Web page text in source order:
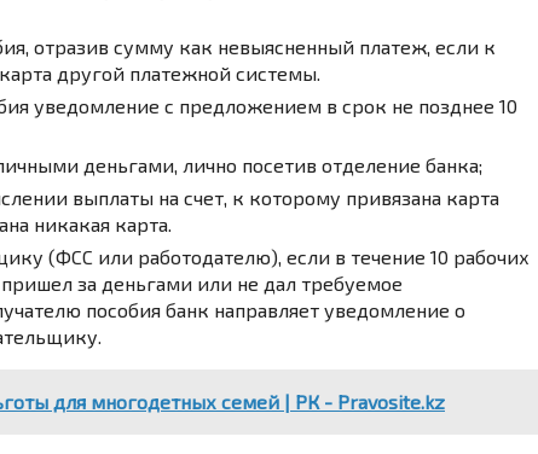
отразив сумму как невыясненный платеж, если к
другой платежной системы.
уведомление с предложением в срок не позднее 10
деньгами, лично посетив отделение банка;
выплаты на счет, к которому привязана карта
никакая карта.
(ФСС или работодателю), если в течение 10 рабочих
за деньгами или не дал требуемое
пособия банк направляет уведомление о
для многодетных семей | РК - Pravosite.kz